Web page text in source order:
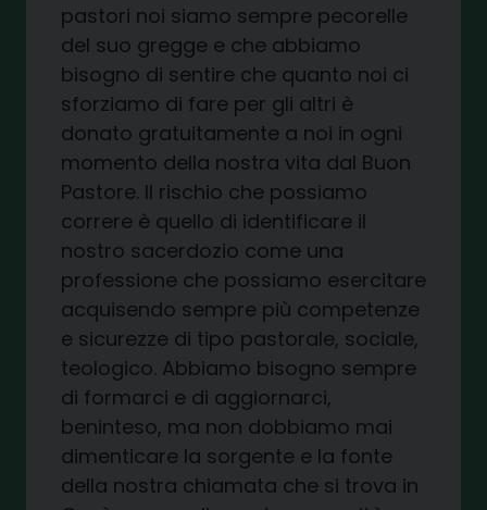
pastori noi siamo sempre pecorelle
del suo gregge e che abbiamo
bisogno di sentire che quanto noi ci
sforziamo di fare per gli altri è
donato gratuitamente a noi in ogni
momento della nostra vita dal Buon
Pastore. Il rischio che possiamo
correre è quello di identificare il
nostro sacerdozio come una
professione che possiamo esercitare
acquisendo sempre più competenze
e sicurezze di tipo pastorale, sociale,
teologico. Abbiamo bisogno sempre
di formarci e di aggiornarci,
beninteso, ma non dobbiamo mai
dimenticare la sorgente e la fonte
della nostra chiamata che si trova in